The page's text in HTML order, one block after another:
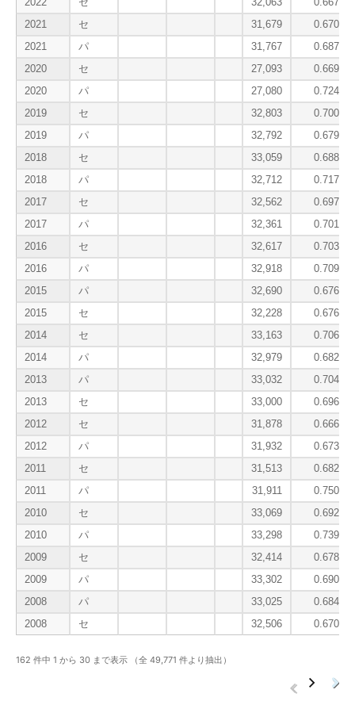
2021
セ 31,679
0.670
2021
パ 31,767
0.687
2020
セ 27,093
0.669
2020
パ 27,080
0.724
2019
セ 32,803
0.700
2019
パ 32,792
0.679
2018
セ 33,059
0.688
2018
パ 32,712
0.717
2017
セ 32,562
0.697
2017
パ 32,361
0.701
2016
セ 32,617
0.703
2016
パ 32,918
0.709
2015
パ 32,690
0.676
2015
セ 32,228
0.676
2014
セ 33,163
0.706
2014
パ 32,979
0.682
2013
パ 33,032
0.704
2013
セ 33,000
0.696
2012
セ 31,878
0.666
2012
パ 31,932
0.673
2011
セ 31,513
0.682
2011
パ 31,911
0.750
2010
セ 33,069
0.692
2010
パ 33,298
0.739
2009
セ 32,414
0.678
2009
パ 33,302
0.690
2008
パ 33,025
0.684
2008
セ 32,506 0.670
162 件中 1 から 30 まで表示 （全 49,771 件より抽出）